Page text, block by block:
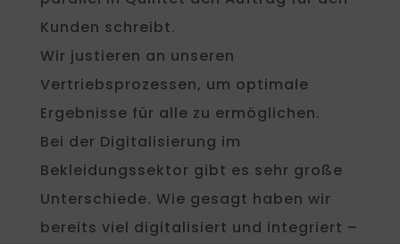
Kunden schreibt.
Wir justieren an unseren
Vertriebsprozessen, um optimale
Ergebnisse für alle zu ermöglichen.
Bei der Digitalisierung im
Bekleidungssektor gibt es sehr große
Unterschiede. Wie gesagt haben wir
bereits viel digitalisiert und integriert –